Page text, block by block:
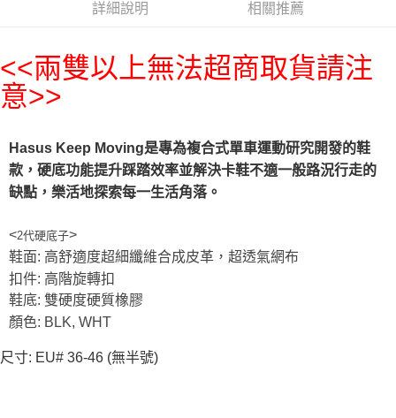
每筆NT$95，滿NT$799(含以上)免運費
每筆NT$95，滿NT$799(含以上)免運費
付款後7-11取貨
宅配
每筆NT$85，滿NT$799(含以上)免運費
每筆NT$85，滿NT$799(含以上)免運費
詳細說明 相關推薦
<<兩雙以上無法超商取貨請注
意>>
Hasus Keep Moving是專為複合式單車運動研究開發的鞋
款，硬底功能提升踩踏效率並解決卡鞋不適一般路況行走的
缺點，樂活地探索每一生活角落。
<2代硬底子>
鞋面: 高舒適度超細纖維合成皮革，超透氣網布
扣件: 高階旋轉扣
鞋底: 雙硬度硬質橡膠
顏色: BLK, WHT
尺寸: EU# 36-46 (無半號)